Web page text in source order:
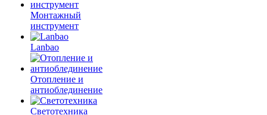
Монтажный
инструмент
Lanbao
Отопление и
антиоблединение
Светотехника